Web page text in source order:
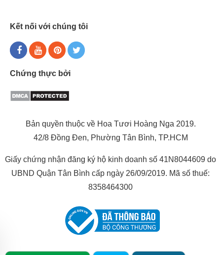
Kết nối với chúng tôi
Chứng thực bởi
Bản quyền thuộc về Hoa Tươi Hoàng Nga 2019.
42/8 Đồng Đen, Phường Tân Bình, TP.HCM
Giấy chứng nhận đăng ký hộ kinh doanh số 41N8044609 do
UBND Quận Tân Bình cấp ngày 26/09/2019. Mã số thuế:
8358464300